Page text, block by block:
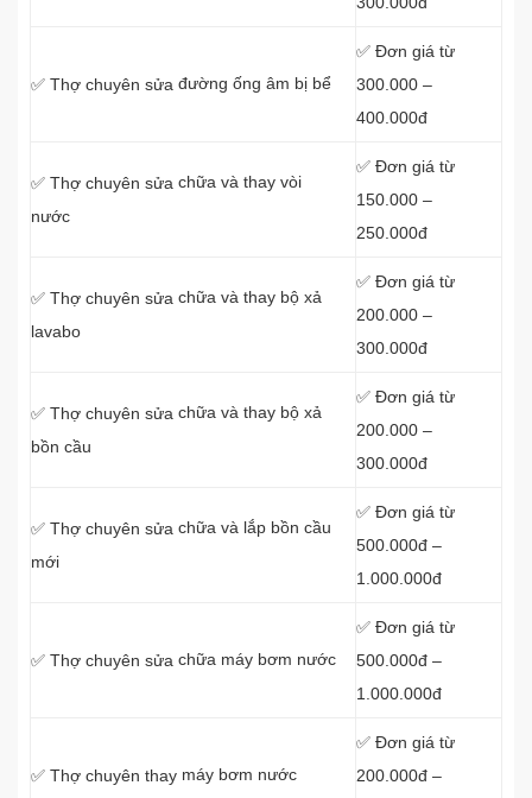
✅ Thợ chuyên sửa đường ống âm bị bể
✅ Đơn giá từ
300.000 –
400.000đ
✅ Thợ chuyên sửa chữa và thay vòi
nước
✅ Đơn giá từ
150.000 –
250.000đ
✅ Thợ chuyên sửa chữa và thay bộ xả
lavabo
✅ Đơn giá từ
200.000 –
300.000đ
✅ Thợ chuyên sửa chữa và thay bộ xả
bồn cầu
✅ Đơn giá từ
200.000 –
300.000đ
✅ Thợ chuyên sửa chữa và lắp bồn cầu
mới
✅ Đơn giá từ
500.000đ –
1.000.000đ
✅ Thợ chuyên sửa chữa máy bơm nước
✅ Đơn giá từ
500.000đ –
1.000.000đ
✅ Thợ chuyên thay máy bơm nước
✅ Đơn giá từ
200.000đ –